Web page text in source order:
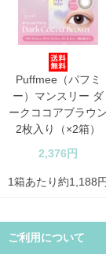
Puffmee（パフミ
ー）マンスリー ダ
ークココアブラウン
2枚入り（×2箱）
2,376円
1箱あたり約1,188円
ご利用について